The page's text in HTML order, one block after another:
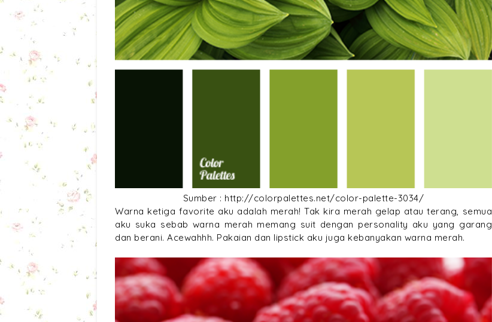
Sumber : http://colorpalettes.net/color-palette-3034/
Warna ketiga favorite aku adalah merah! Tak kira merah gelap atau terang, semua
aku suka sebab warna merah memang suit dengan personality aku yang garang
dan berani. Acewahhh. Pakaian dan lipstick aku juga kebanyakan warna merah.